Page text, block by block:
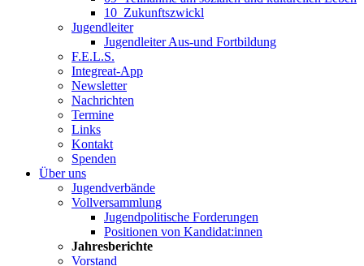
10_Zukunftszwickl
Jugendleiter
Jugendleiter Aus-und Fortbildung
F.E.L.S.
Integreat-App
Newsletter
Nachrichten
Termine
Links
Kontakt
Spenden
Über uns
Jugendverbände
Vollversammlung
Jugendpolitische Forderungen
Positionen von Kandidat:innen
Jahresberichte
Vorstand